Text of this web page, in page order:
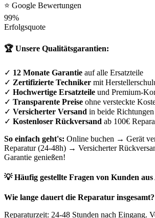
⭐ Google Bewertungen
99%
Erfolgsquote
🏆 Unsere Qualitätsgarantien:
✓ 12 Monate Garantie auf alle Ersatzteile
✓ Zertifizierte Techniker mit
✓ Hochwertige Ersatzteile und Premium-
✓ Transparente Preise ohne versteckte
✓ Versicherter Versand in beide Richtungen
✓ Kostenloser Rückversand ab 100€
So einfach geht's: Online buchen → Gerät
Reparatur (24-48h) → Versicherter
Garantie genießen!
💡 Häufig gestellte Fragen von Kunden aus
Wie lange dauert die Reparatur insgesamt?
Reparaturzeit: 24-48 Stunden nach Eingang.